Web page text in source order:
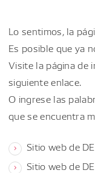
Lo sentimos, la
Es posible que ya
Visite la página de
siguiente enlace.
O ingrese las
que se encuentra
Sitio web de
Sitio web de